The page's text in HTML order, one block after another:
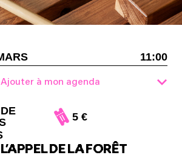
11:00
Ajouter à mon agenda
5 €
L’APPEL DE LA FORÊT